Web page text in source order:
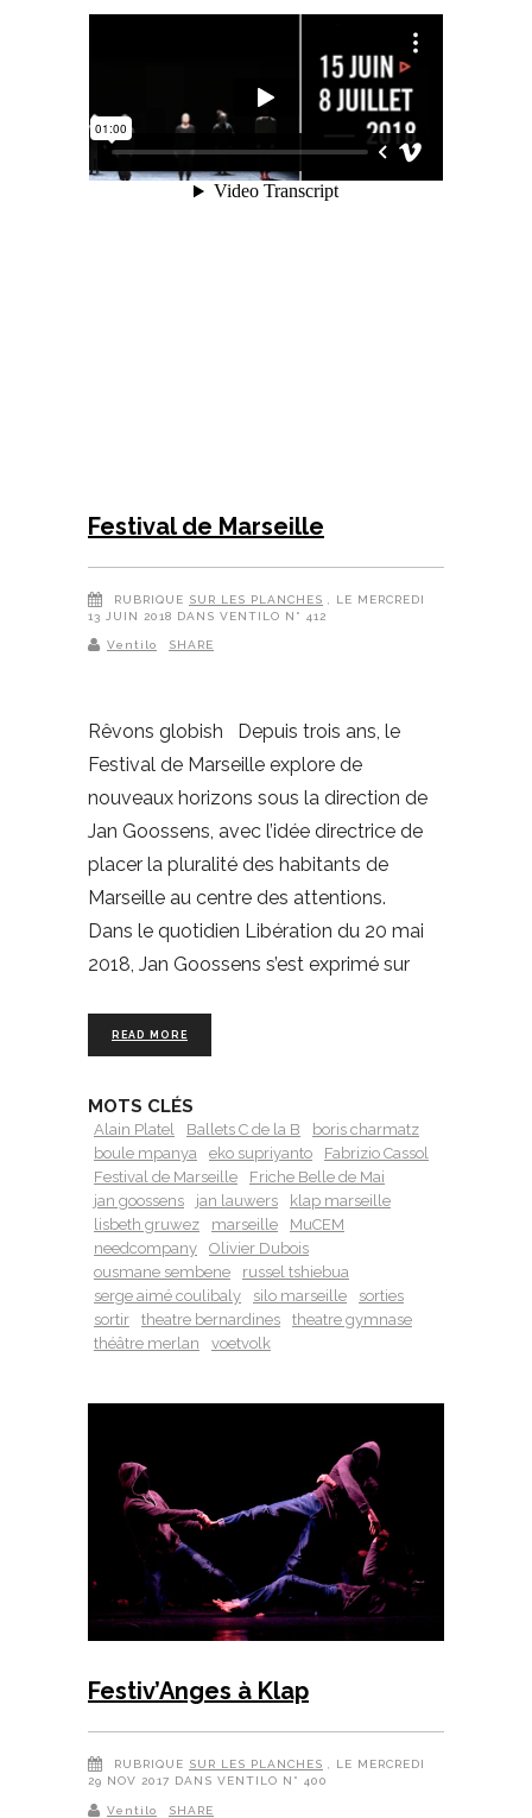
Festival de Marseille
RUBRIQUE SUR LES PLANCHES
, LE MERCREDI
13 JUIN 2018 DANS VENTILO N° 412
Ventilo SHARE
Rêvons globish Depuis trois ans, le
Festival de Marseille explore de
nouveaux horizons sous la direction de
Jan Goossens, avec l’idée directrice de
placer la pluralité des habitants de
Marseille au centre des attentions.
Dans le quotidien Libération du 20 mai
2018, Jan Goossens s’est exprimé sur
READ MORE
MOTS CLÉS
Alain Platel Ballets C de la B
boris charmatz
boule mpanya
eko supriyanto
Fabrizio Cassol
Festival de Marseille
Friche Belle de Mai
jan goossens
jan lauwers
klap marseille
lisbeth gruwez
marseille
MuCEM
needcompany
Olivier Dubois
ousmane sembene
russel tshiebua
serge aimé coulibaly
silo marseille
sorties
sortir
theatre bernardines
theatre gymnase
théâtre merlan
voetvolk
Festiv’Anges à Klap
RUBRIQUE SUR LES PLANCHES , LE MERCREDI
29 NOV 2017 DANS VENTILO N° 400
Ventilo SHARE